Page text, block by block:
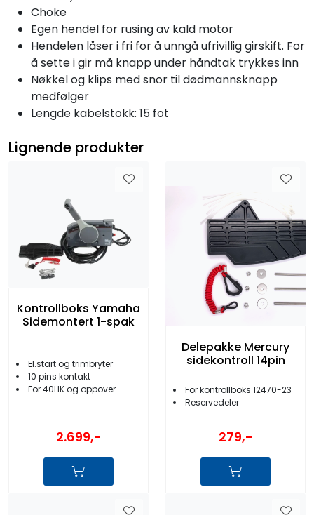
Choke
Egen hendel for rusing av kald motor
Hendelen låser i fri for å unngå ufrivillig girskift. For
å sette i gir må knapp under håndtak trykkes inn
Nøkkel og klips med snor til dødmannsknapp
medfølger
Lengde kabelstokk: 15 fot
Lignende produkter
Kontrollboks Yamaha
Sidemontert 1-spak
El.start og trimbryter
10 pins kontakt
For 40HK og oppover
2.699,-
Delepakke Mercury
sidekontroll 14pin
For kontrollboks 12470-23
Reservedeler
279,-